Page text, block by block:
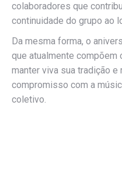
colaboradores que
continuidade do grupo ao
Da mesma forma, o
que atualmente
manter viva sua tradição e
compromisso com a
coletivo.